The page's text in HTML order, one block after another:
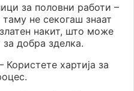
за половни работи –
не секогаш знаат
накит, што може
добра зделка.
хартија за